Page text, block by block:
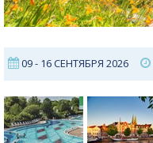
09 - 16 СЕНТЯБРЯ 2026